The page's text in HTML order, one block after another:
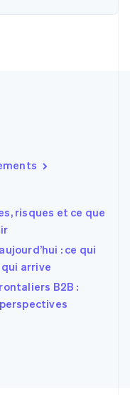
risques et ce que
: ce qui
arrive
B2B :